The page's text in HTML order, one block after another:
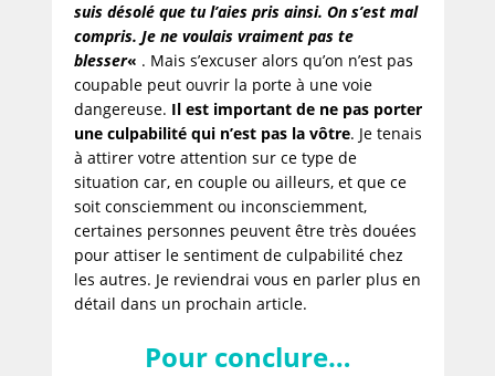
suis désolé que tu l’aies pris ainsi. On s’est mal
compris. Je ne voulais vraiment pas te
blesser« . Mais s’excuser alors qu’on n’est pas
coupable peut ouvrir la porte à une voie
dangereuse. Il est important de ne pas porter
une culpabilité qui n’est pas la vôtre. Je tenais
à attirer votre attention sur ce type de
situation car, en couple ou ailleurs, et que ce
soit consciemment ou inconsciemment,
certaines personnes peuvent être très douées
pour attiser le sentiment de culpabilité chez
les autres. Je reviendrai vous en parler plus en
détail dans un prochain article.
Pour conclure…